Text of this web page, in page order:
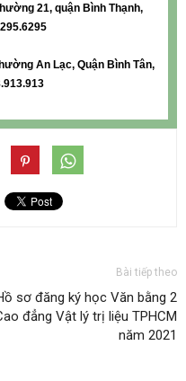
21, quận Bình Thạnh,
An Lạc, Quận Bình Tân,
Bài tiếp theo
sơ đăng ký học Văn bằng 2
đẳng Vật lý trị liệu TPHCM
năm 2021